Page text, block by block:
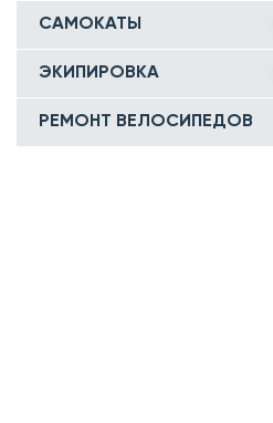
САМОКАТЫ
ЭКИПИРОВКА
РЕМОНТ ВЕЛОСИПЕДОВ